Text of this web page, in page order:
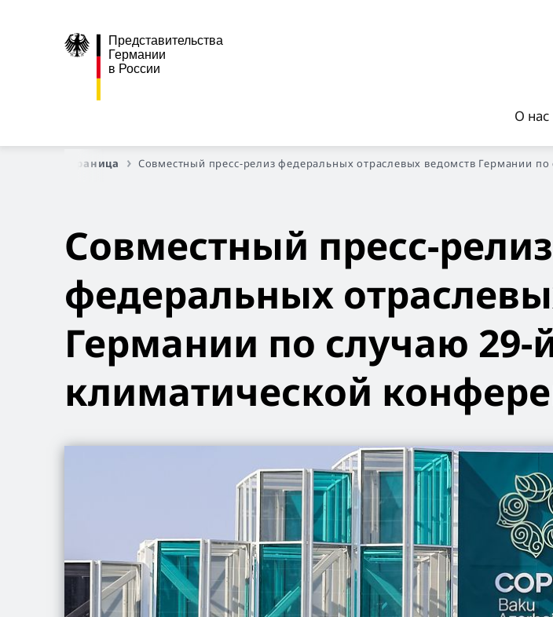
Представительства
Германии
в России
О нас
Главная страница Совместный пресс-релиз федеральных отраслевых ведомств Германии
Совместный пресс-релиз
федеральных
Германии по случаю
климатической